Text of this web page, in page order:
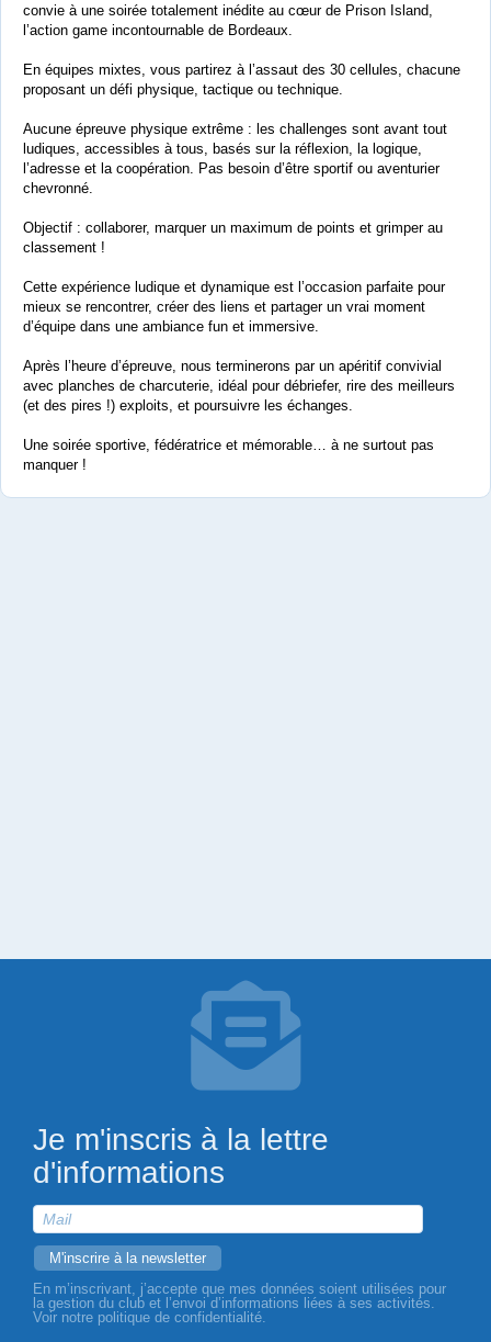
convie à une soirée totalement inédite au cœur de Prison Island,
l’action game incontournable de Bordeaux.
En équipes mixtes, vous partirez à l’assaut des 30 cellules, chacune
proposant un défi physique, tactique ou technique.
Aucune épreuve physique extrême : les challenges sont avant tout
ludiques, accessibles à tous, basés sur la réflexion, la logique,
l’adresse et la coopération. Pas besoin d’être sportif ou aventurier
chevronné.
Objectif : collaborer, marquer un maximum de points et grimper au
classement !
Cette expérience ludique et dynamique est l’occasion parfaite pour
mieux se rencontrer, créer des liens et partager un vrai moment
d’équipe dans une ambiance fun et immersive.
Après l’heure d’épreuve, nous terminerons par un apéritif convivial
avec planches de charcuterie, idéal pour débriefer, rire des meilleurs
(et des pires !) exploits, et poursuivre les échanges.
Une soirée sportive, fédératrice et mémorable… à ne surtout pas
manquer !
Je m'inscris à la lettre
d'informations
En m’inscrivant, j’accepte que mes données soient utilisées pour
la gestion du club et l’envoi d’informations liées à ses activités.
Voir notre politique de confidentialité.